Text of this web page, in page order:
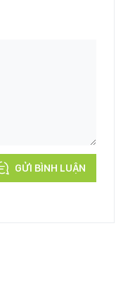
GỬI BÌNH LUẬN